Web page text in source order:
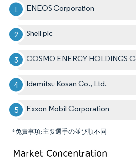
ENEOS Corporation
Shell plc
COSMO ENERGY HOLDINGS
Idemitsu Kosan Co., Ltd.
Exxon Mobil Corporation
*免責事項:主要選手の並び順不同